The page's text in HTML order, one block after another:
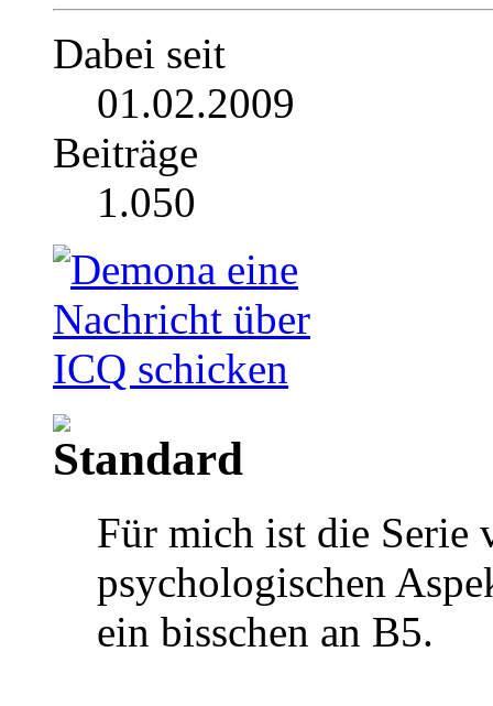
Dabei seit
01.02.2009
Beiträge
1.050
Für mich ist die Serie
psychologischen
ein bisschen an B5.